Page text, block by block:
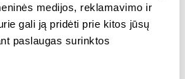
medijos, reklamavimo ir
gali ją pridėti prie kitos jūsų
paslaugas surinktos